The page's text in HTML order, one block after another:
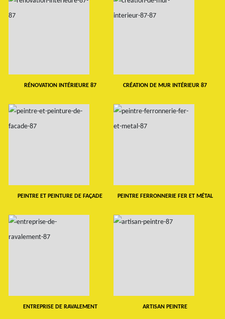
RÉNOVATION INTÉRIEURE 87 CRÉATION DE MUR INTÉRIEUR 87
PEINTRE ET PEINTURE DE FAÇADE PEINTRE FERRONNERIE FER ET MÉTAL
ENTREPRISE DE RAVALEMENT ARTISAN PEINTRE